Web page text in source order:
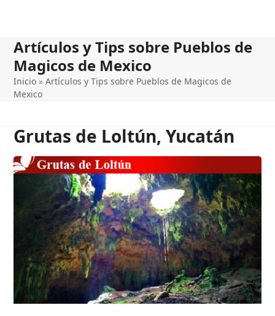
Artículos y Tips sobre Pueblos de
Magicos de Mexico
Inicio »Artículos y Tips sobre Pueblos de Magicos de
Mexico
Grutas de Loltún, Yucatán